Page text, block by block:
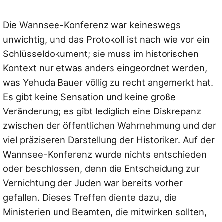
Die Wannsee-Konferenz war keineswegs
unwichtig, und das Protokoll ist nach wie vor ein
Schlüsseldokument; sie muss im historischen
Kontext nur etwas anders eingeordnet werden,
was Yehuda Bauer völlig zu recht angemerkt hat.
Es gibt keine Sensation und keine große
Veränderung; es gibt lediglich eine Diskrepanz
zwischen der öffentlichen Wahrnehmung und der
viel präziseren Darstellung der Historiker. Auf der
Wannsee-Konferenz wurde nichts entschieden
oder beschlossen, denn die Entscheidung zur
Vernichtung der Juden war bereits vorher
gefallen. Dieses Treffen diente dazu, die
Ministerien und Beamten, die mitwirken sollten,